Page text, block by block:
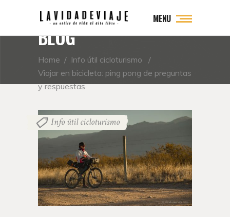
MENU
BLOG
Home / Info útil cicloturismo
/
Viajar en bicicleta: ping pong de preguntas
y respuestas
Info útil cicloturismo